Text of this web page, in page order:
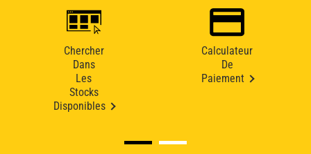
Chercher
Dans
Les
Stocks
Disponibles
Calculateur
De
Paiement